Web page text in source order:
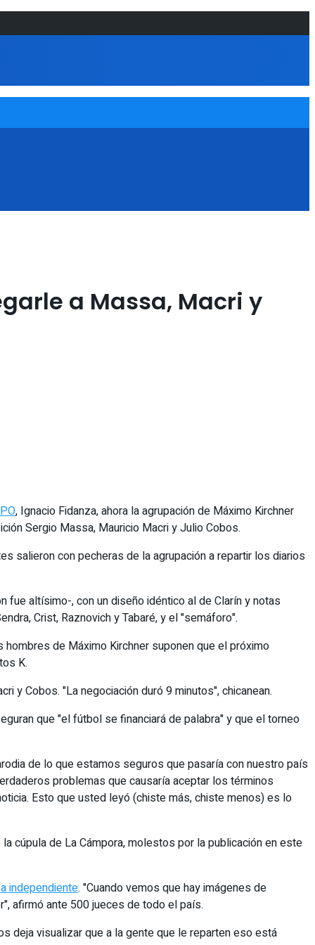
a Massa, Macri y
, Ignacio Fidanza, ahora la agrupación de Máximo Kirchner
Sergio Massa, Mauricio Macri y Julio Cobos.
salieron con pecheras de la agrupación a repartir los diarios
fue altísimo-, con un diseño idéntico al de Clarín y notas
Crist, Raznovich y Tabaré, y el "semáforo".
de Máximo Kirchner suponen que el próximo
K.
y Cobos. "La negociación duró 9 minutos", chicanean.
que "el fútbol se financiará de palabra" y que el torneo
de lo que estamos seguros que pasaría con nuestro país
problemas que causaría aceptar los términos
Esto que usted leyó (chiste más, chiste menos) es lo
cúpula de La Cámpora, molestos por la publicación en este
independiente. "Cuando vemos que hay imágenes de
afirmó ante 500 jueces de todo el país.
deja visualizar que a la gente que le reparten eso está